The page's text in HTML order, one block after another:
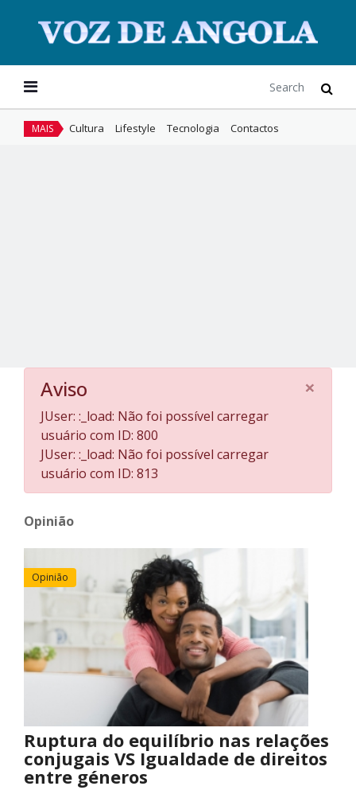
MAIS Cultura Lifestyle Tecnologia Contactos
×
Aviso
JUser: :_load: Não foi possível carregar
usuário com ID: 800
JUser: :_load: Não foi possível carregar
usuário com ID: 813
Opinião
Opinião
Ruptura do equilíbrio nas relações
conjugais VS Igualdade de direitos
entre géneros